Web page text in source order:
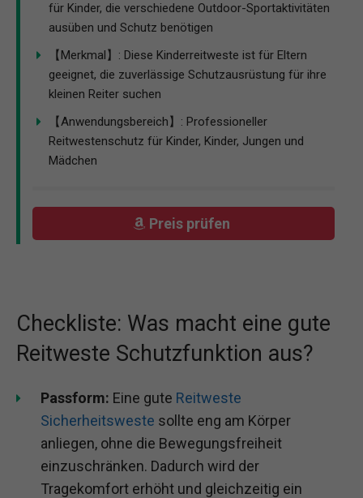
für Kinder, die verschiedene Outdoor-Sportaktivitäten
ausüben und Schutz benötigen
【Merkmal】: Diese Kinderreitweste ist für Eltern
geeignet, die zuverlässige Schutzausrüstung für ihre
kleinen Reiter suchen
【Anwendungsbereich】: Professioneller
Reitwestenschutz für Kinder, Kinder, Jungen und
Mädchen
Preis prüfen
Checkliste: Was macht eine gute
Reitweste Schutzfunktion aus?
Passform: Eine gute Reitweste
Sicherheitsweste sollte eng am Körper
anliegen, ohne die Bewegungsfreiheit
einzuschränken. Dadurch wird der
Tragekomfort erhöht und gleichzeitig ein